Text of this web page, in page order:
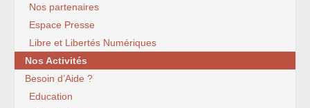
Nos partenaires
Espace Presse
Libre et Libertés Numériques
Nos Activités
Besoin d’Aide ?
Education